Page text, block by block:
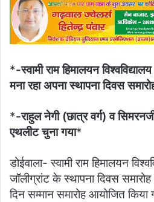
*-स्वामी राम हिमालयन
मना रहा अपना स्थापना दिवस
*-राहुल नेगी (छात्र वर्ग) व
एथलीट चुना गया*
डोईवाला- स्वामी राम हिमालयन
जॉलीग्रांट के स्थापना दिवस
दिन सम्मान समारोह आयोजित किया